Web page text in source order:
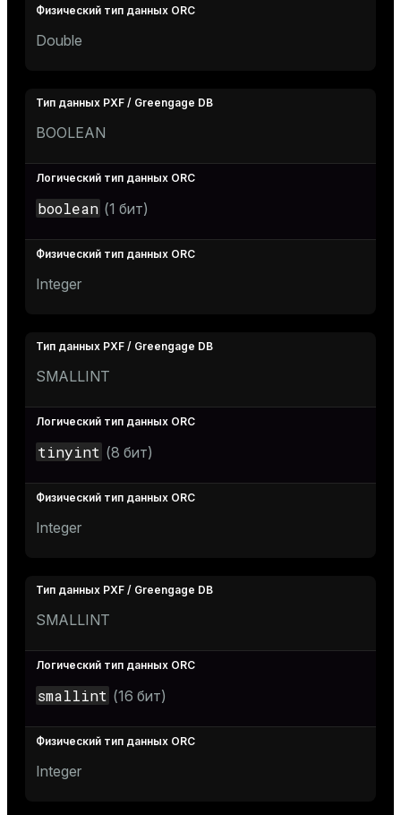
Double
BOOLEAN
boolean (1 бит)
Integer
SMALLINT
tinyint (8 бит)
Integer
SMALLINT
smallint (16 бит)
Integer